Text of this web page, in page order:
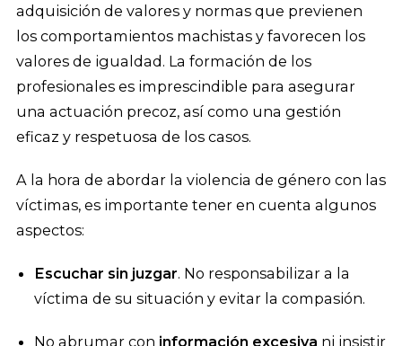
adquisición de valores y normas que previenen
los comportamientos machistas y favorecen los
valores de igualdad. La formación de los
profesionales es imprescindible para asegurar
una actuación precoz, así como una gestión
eficaz y respetuosa de los casos.
A la hora de abordar la violencia de género con las
víctimas, es importante tener en cuenta algunos
aspectos:
Escuchar sin juzgar. No responsabilizar a la
víctima de su situación y evitar la compasión.
No abrumar con información excesiva ni insistir